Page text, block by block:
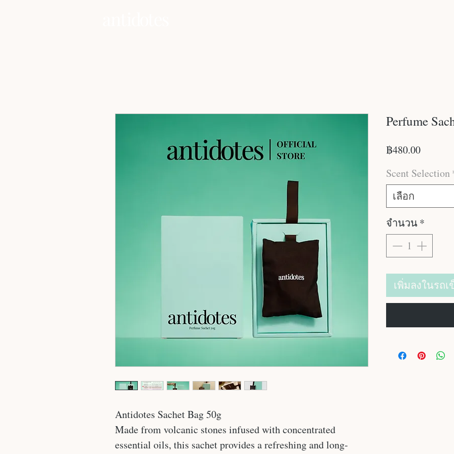
Antidotes Sachet Bag 50g
Made from volcanic stones infused with concentrated
essential oils, this sachet provides a refreshing and long-
Perfume
฿480.00ราคา
Scent Selection
เลือก
จำนวน*
เพิ่มลงในรถเ